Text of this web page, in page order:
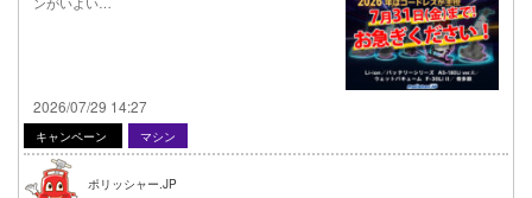
2026/07/29 14:27
キャンペーン マシン
ポリッシャー.JP